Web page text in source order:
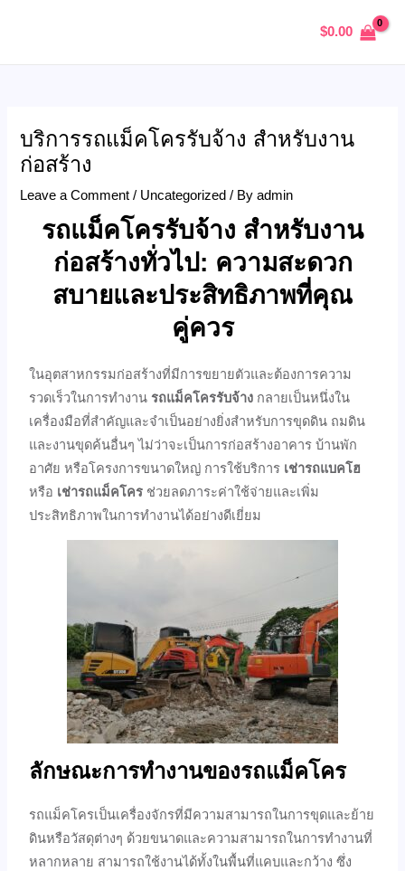
$0.00
บริการรถแม็คโครรับจ้าง สำหรับงาน
ก่อสร้าง
Leave a Comment / Uncategorized / Byadmin
รถแม็คโครรับจ้าง สำหรับงาน
ก่อสร้างทั่วไป: ความสะดวก
สบายและประสิทธิภาพที่คุณ
คู่ควร
ในอุตสาหกรรมก่อสร้างที่มีการขยายตัวและต้องการความ
รวดเร็วในการทำงานรถแม็คโครรับจ้าง กลายเป็นหนึ่งใน
เครื่องมือที่สำคัญและจำเป็นอย่างยิ่งสำหรับการขุดดิน ถมดิน
และงานขุดค้นอื่นๆ ไม่ว่าจะเป็นการก่อสร้างอาคาร บ้านพัก
อาศัย หรือโครงการขนาดใหญ่ การใช้บริการ เช่ารถแบคโฮ
หรือ เช่ารถแม็คโคร ช่วยลดภาระค่าใช้จ่ายและเพิ่ม
ประสิทธิภาพในการทำงานได้อย่างดีเยี่ยม
ลักษณะการทำงานของรถแม็คโคร
รถแม็คโครเป็นเครื่องจักรที่มีความสามารถในการขุดและย้าย
ดินหรือวัสดุต่างๆ ด้วยขนาดและความสามารถในการทำงานที่
หลากหลาย สามารถใช้งานได้ทั้งในพื้นที่แคบและกว้าง ซึ่ง